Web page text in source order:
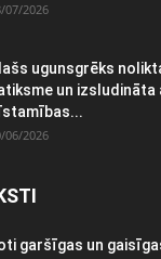
07/2026
ugunsgrēks
un izsludināta
06/2026
garšīgas un